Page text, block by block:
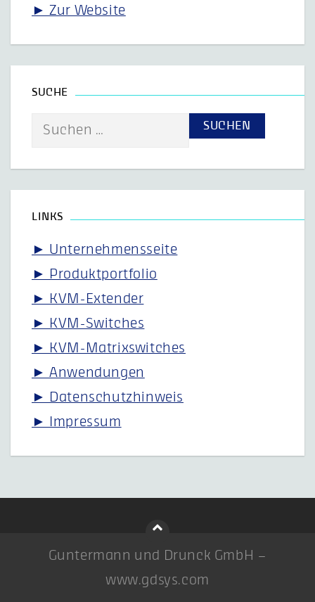
► Zur Website
SUCHE
Suche
LINKS
► Unternehmensseite
► Produktportfolio
► KVM-Extender
► KVM-Switches
► KVM-Matrixswitches
► Anwendungen
► Datenschutzhinweis
► Impressum
Guntermann und Drunck GmbH –
www.gdsys.com